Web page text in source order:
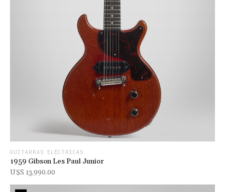
GUITARRAS ELÉCTRICAS
1959 Gibson Les Paul Junior
U$s 13,990.00